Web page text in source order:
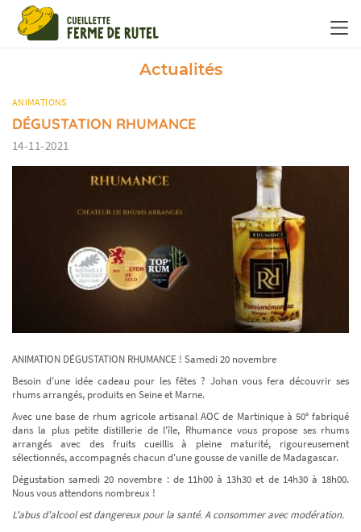
Actualités
ANIMATIONS
DÉGUSTATION RHUMANCE
14-11-2021
ANIMATION DÉGUSTATION RHUMANCE ! Samedi 20 novembre
Besoin d’une idée cadeau pour les fêtes ? Johan vous fera découvrir ses
rhums arrangés, produits en Seine et Marne.
Avec une base de rhum agricole artisanal AOC de Martinique à 50° fabriqué
dans la plus petite distillerie de l'île, Rhumance vous propose ses rhums
arrangés avec des fruits cueillis à pleine maturité, rigoureusement
sélectionnés, accompagnés chacun d'une gousse de vanille de Madagascar.
Dégustation samedi 20 novembre : de 11h00 à 13h30 et de 14h30 à 18h00.
Nous vous attendons nombreux !
L'abus d'alcool est dangereux pour la santé. A consommer avec modération.
Panneau de gestion des cookies